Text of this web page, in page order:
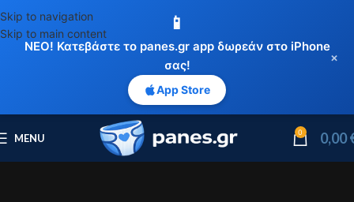
📱
ΝΕΟ! Κατεβάστε το panes.gr app δωρεάν στο iPhone
σας!
App Store
×
Skip to navigation
Skip to main content
MENU 0 0,00